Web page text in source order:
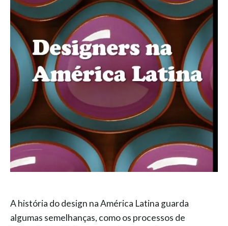
A história do design na América Latina guarda
algumas semelhanças, como os processos de